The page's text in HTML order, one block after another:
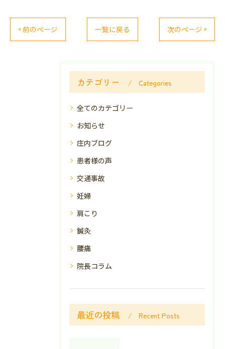
< 前のページ 一覧に戻る 次のページ >
カテゴリー Categories
全てのカテゴリー
お知らせ
庄内ブログ
患者様の声
交通事故
妊婦
肩こり
鍼灸
腰痛
院長コラム
最近の投稿 Recent Posts